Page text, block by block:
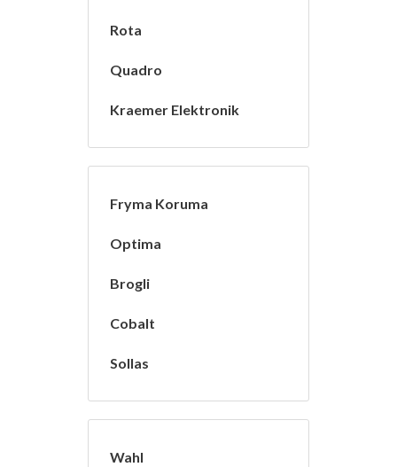
Rota
Quadro
Kraemer Elektronik
Fryma Koruma
Optima
Brogli
Cobalt
Sollas
Wahl